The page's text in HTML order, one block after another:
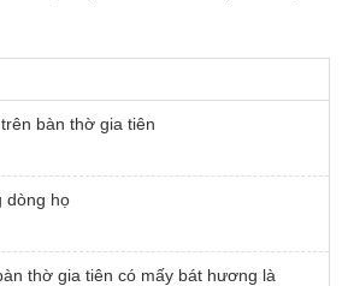
bàn thờ gia tiên
dòng họ
thờ gia tiên có mấy bát hương là